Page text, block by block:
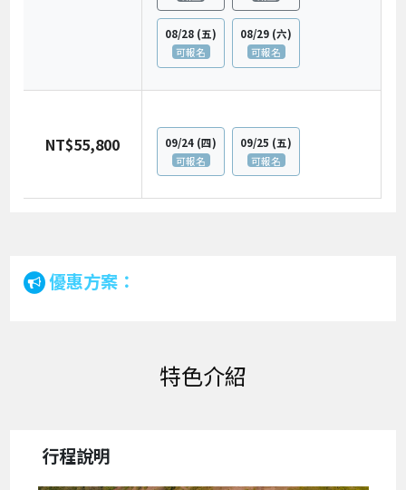
優惠方案：
特色介紹
行程說明
08/28 (五)
可報名
08/29 (六)
可報名
NT$55,800 09/24 (四)
可報名
09/25 (五)
可報名